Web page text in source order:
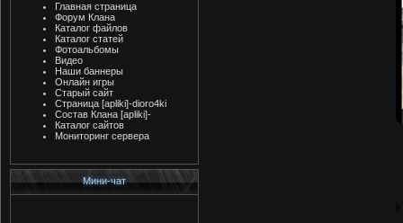
Главная страница
Форум Клана
Каталог файлов
Каталог статей
Фотоальбомы
Видео
Наши баннеры
Онлайн игры
Старый сайт
Страница [apliki]-dioro4ki
Состав Клана [apliki]-
Каталог сайтов
Мониторинг сервера
Мини-чат